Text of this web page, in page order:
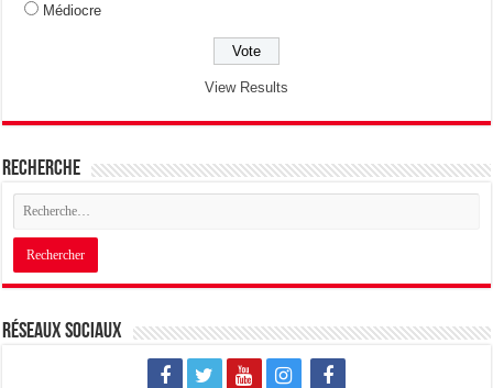
Médiocre
View Results
Recherche
Réseaux sociaux